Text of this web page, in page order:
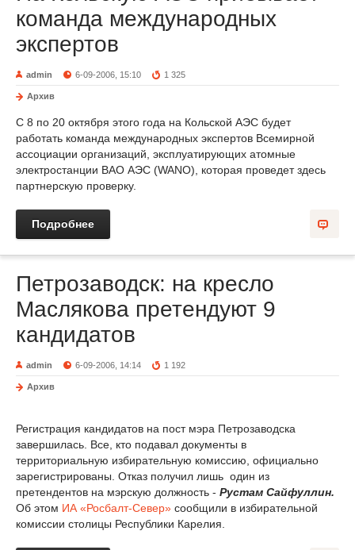
команда международных
экспертов
admin 6-09-2006, 15:10 1 325
Архив
С 8 по 20 октября этого года на Кольской АЭС будет
работать команда международных экспертов Всемирной
ассоциации организаций, эксплуатирующих атомные
электростанции ВАО АЭС (WANO), которая проведет здесь
партнерскую проверку.
Подробнее
Петрозаводск: на кресло
Маслякова претендуют 9
кандидатов
admin 6-09-2006, 14:14 1 192
Архив
Регистрация кандидатов на пост мэра Петрозаводска
завершилась. Все, кто подавал документы в
территориальную избирательную комиссию, официально
зарегистрированы. Отказ получил лишь один из
претендентов на мэрскую должность - Рустам Сайфуллин.
Об этом ИА «Росбалт-Север» сообщили в избирательной
комиссии столицы Республики Карелия.